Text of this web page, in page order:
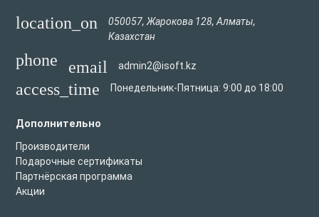
location_on 050057,Жарокова 128,Алматы,
Казахстан
phone email admin2@isoft.kz
access_time Понедельник-Пятница: 9:00 до 18:00
Дополнительно
Производители
Подарочные сертификаты
Партнёрская программа
Акции